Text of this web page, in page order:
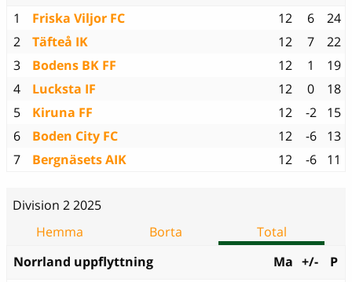
1
Friska Viljor FC 12 6
24
2
Täfteå IK 12 7
22
3
Bodens BK FF 12 1
19
4
Lucksta IF 12 0
18
5
Kiruna FF 12 -2
15
6
Boden City FC 12 -6
13
7
Bergnäsets AIK 12 -6 11
Division 2 2025
Hemma
Borta
Total
Norrland uppflyttning
Ma +/-
P